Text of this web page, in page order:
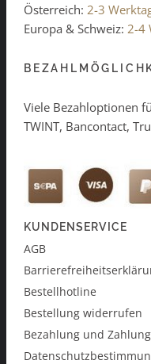
Österreich: 2-3
Europa & Schweiz: 2-4
Viele Bezahloptionen
TWINT, Bancontact,
KUNDENSERVICE
AGB
Bestellhotline
Bestellung widerrufen
Bezahlung und